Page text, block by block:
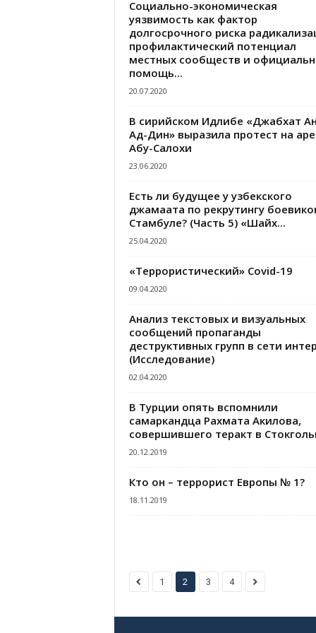
Социально-экономическая
уязвимость как фактор
долгосрочного риска
профилактический потенциал
местных сообществ и
помощь...
20.07.2020
В сирийском Идлибе «Джабхат
Ад-Дин» выразила протест на
Абу-Салохи
23.06.2020
Есть ли будущее у узбекского
джамаата по рекрутингу
Стамбуле? (Часть 5) «Шайх...
25.04.2020
«Террористический» Covid-19
09.04.2020
Анализ текстовых и визуальных
сообщений пропаганды
деструктивных групп в сети
(Исследование)
02.04.2020
В Турции опять вспомнили
самаркандца Рахмата Акилова,
совершившего теракт в
20.12.2019
Кто он – террорист Европы № 1?
18.11.2019
1 2 3 4